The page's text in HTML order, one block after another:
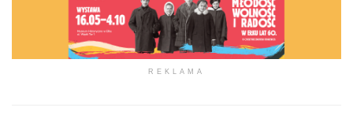
REKLAMA